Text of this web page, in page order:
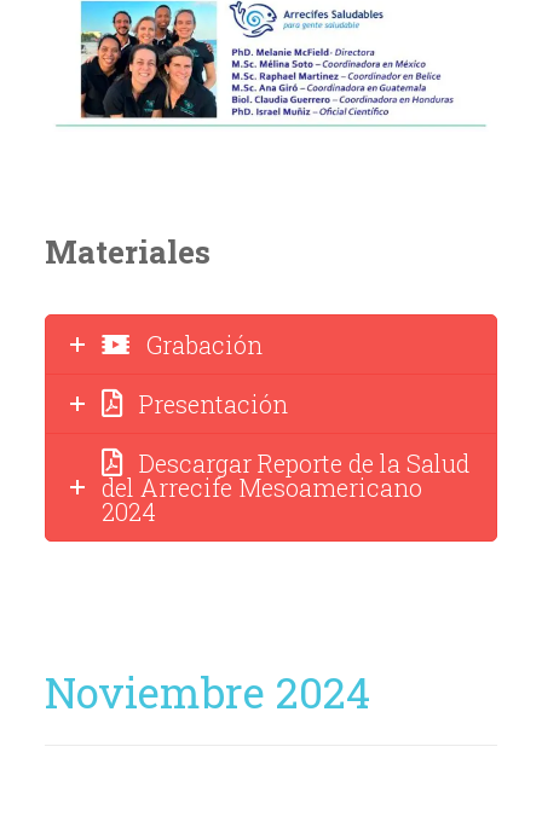
Materiales
Grabación
Presentación
Descargar Reporte de la Salud
del Arrecife Mesoamericano
2024
Noviembre 2024